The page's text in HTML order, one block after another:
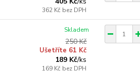
362 Kč bez DPH
250 Kč
Ušetříte 61 Kč
189 Kč/ks
169 Kč bez DPH
Skladem